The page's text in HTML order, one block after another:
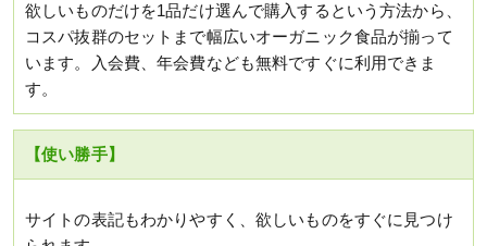
欲しいものだけを1品だけ選んで購入するという方法から、
コスパ抜群のセットまで幅広いオーガニック食品が揃って
います。入会費、年会費なども無料ですぐに利用できま
す。
【使い勝手】
サイトの表記もわかりやすく、欲しいものをすぐに見つけ